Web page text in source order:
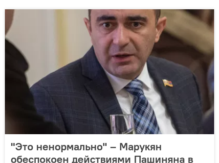
"Это ненормально" – Марукян
обеспокоен действиями Пашиняна в